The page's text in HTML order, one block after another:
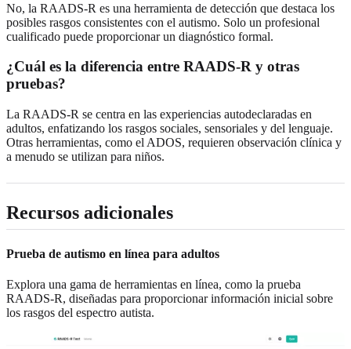
No, la RAADS-R es una herramienta de detección que destaca los
posibles rasgos consistentes con el autismo. Solo un profesional
cualificado puede proporcionar un diagnóstico formal.
¿Cuál es la diferencia entre RAADS-R y otras
pruebas?
La RAADS-R se centra en las experiencias autodeclaradas en
adultos, enfatizando los rasgos sociales, sensoriales y del lenguaje.
Otras herramientas, como el ADOS, requieren observación clínica y
a menudo se utilizan para niños.
Recursos adicionales
Prueba de autismo en línea para adultos
Explora una gama de herramientas en línea, como la prueba
RAADS-R, diseñadas para proporcionar información inicial sobre
los rasgos del espectro autista.